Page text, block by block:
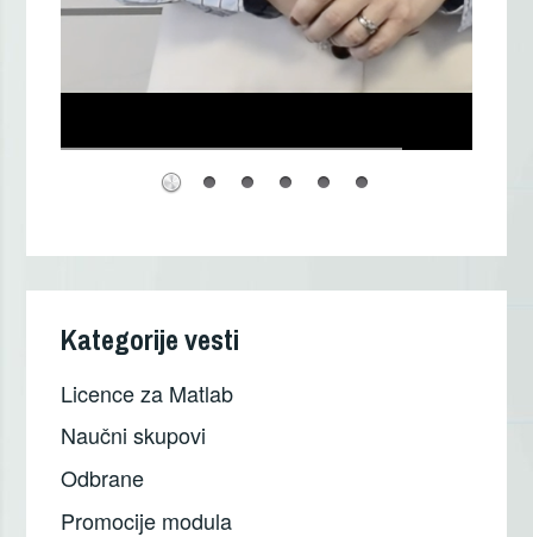
Kategorije vesti
Licence za Matlab
Naučni skupovi
Odbrane
Promocije modula